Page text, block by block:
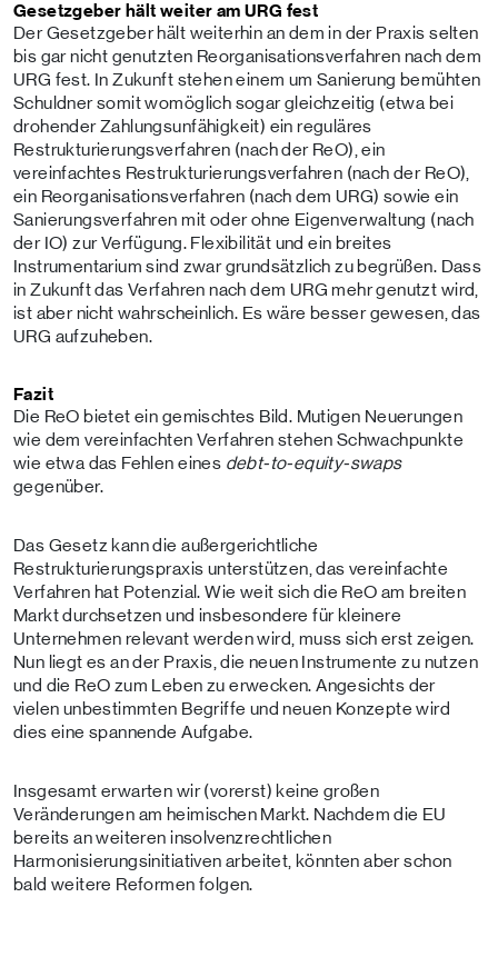
Gesetzgeber hält weiter am URG fest
Der Gesetzgeber hält weiterhin an dem in der Praxis selten
bis gar nicht genutzten Reorganisationsverfahren nach dem
URG fest. In Zukunft stehen einem um Sanierung bemühten
Schuldner somit womöglich sogar gleichzeitig (etwa bei
drohender Zahlungsunfähigkeit) ein reguläres
Restrukturierungsverfahren (nach der ReO), ein
vereinfachtes Restrukturierungsverfahren (nach der ReO),
ein Reorganisationsverfahren (nach dem URG) sowie ein
Sanierungsverfahren mit oder ohne Eigenverwaltung (nach
der IO) zur Verfügung. Flexibilität und ein breites
Instrumentarium sind zwar grundsätzlich zu begrüßen. Dass
in Zukunft das Verfahren nach dem URG mehr genutzt wird,
ist aber nicht wahrscheinlich. Es wäre besser gewesen, das
URG aufzuheben.
Fazit
Die ReO bietet ein gemischtes Bild. Mutigen Neuerungen
wie dem vereinfachten Verfahren stehen Schwachpunkte
wie etwa das Fehlen eines debt-to-equity-swaps
gegenüber.
Das Gesetz kann die außergerichtliche
Restrukturierungspraxis unterstützen, das vereinfachte
Verfahren hat Potenzial. Wie weit sich die ReO am breiten
Markt durchsetzen und insbesondere für kleinere
Unternehmen relevant werden wird, muss sich erst zeigen.
Nun liegt es an der Praxis, die neuen Instrumente zu nutzen
und die ReO zum Leben zu erwecken. Angesichts der
vielen unbestimmten Begriffe und neuen Konzepte wird
dies eine spannende Aufgabe.
Insgesamt erwarten wir (vorerst) keine großen
Veränderungen am heimischen Markt. Nachdem die EU
bereits an weiteren insolvenzrechtlichen
Harmonisierungsinitiativen arbeitet, könnten aber schon
bald weitere Reformen folgen.